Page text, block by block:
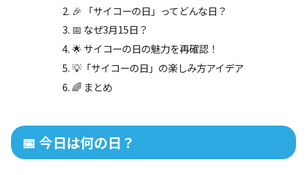
🎉 「サイコーの日」ってどんな日？
📅 なぜ3月15日？
🌟 サイコーの日の魅力を再確認！
💡「サイコーの日」の楽しみ方アイデア
🌈 まとめ
📅 今日は何の日？